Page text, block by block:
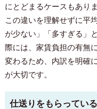
にとどまるケースもありま
この違いを理解せずに平
が少ない」「多すぎる」
際には、家賃負担の有無
変わるため、内訳を明確
が大切です。
仕送りをもらってい